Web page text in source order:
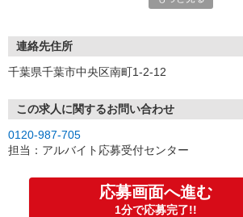
連絡先住所
千葉県千葉市中央区南町1-2-12
この求人に関するお問い合わせ
0120-987-705
担当：アルバイト応募受付センター
応募画面へ進む
1分で応募完了!!